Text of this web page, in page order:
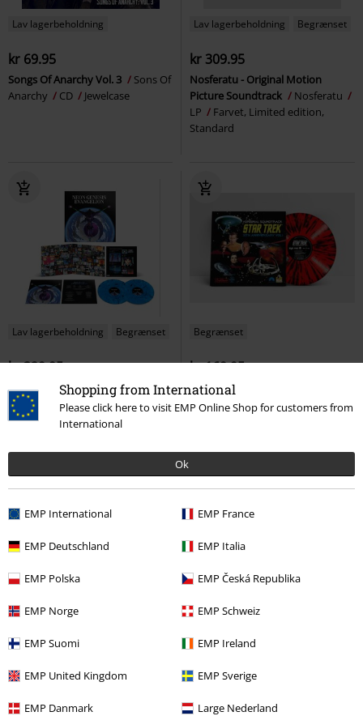
Shopping from International
Please click here to visit EMP Online Shop for customers from
International
Ok
EMP International EMP France
EMP Deutschland EMP Italia
EMP Polska EMP Česká Republika
EMP Norge EMP Schweiz
EMP Suomi EMP Ireland
EMP United Kingdom EMP Sverige
EMP Danmark Large Nederland
Lav lagerbeholdning
kr 69.95
Songs Of Anarchy Vol. 3
Sons Of
Anarchy
CD Jewelcase
Lav lagerbeholdning Begrænset
kr 309.95
Nosferatu - Original Motion
Picture Soundtrack
Nosferatu
LP
Farvet, Limited edition,
Standard
Lav lagerbeholdning Begrænset
kr 329.95
Neon Genesis Evangelion OST
Series.
Neon Genesis Evangelion
LP
Farvet, Limited edition,
Begrænset
kr 169.95
30 års jubilæum Vol. 1 - Originalt
soundtrack Star Trek
Star Trek
Lav lagerbeholdning
kr 69.95
Anarchy
CD Jewelcase
Lav lagerbeholdning
kr 69.95
Anarchy
CD Jewelcase